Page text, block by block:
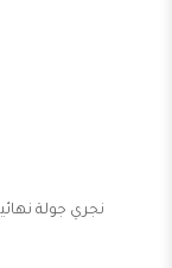
نجري جولة